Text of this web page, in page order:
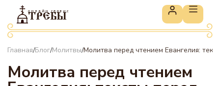
онлайн сервис
ТРЕБЫ
Главная/Блог/Молитвы/Молитва перед чтением Евангелия:
Молитва перед чтением